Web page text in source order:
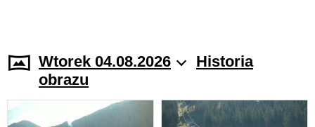
Wtorek 04.08.2026
Historia
obrazu